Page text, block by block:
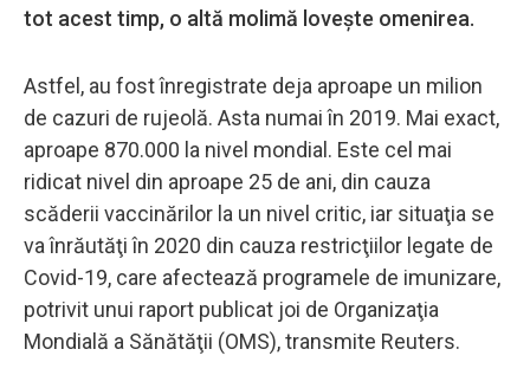
tot acest timp, o altă molimă lovește omenirea.
Astfel, au fost înregistrate deja aproape un milion
de cazuri de rujeolă. Asta numai în 2019. Mai exact,
aproape 870.000 la nivel mondial. Este cel mai
ridicat nivel din aproape 25 de ani, din cauza
scăderii vaccinărilor la un nivel critic, iar situaţia se
va înrăutăţi în 2020 din cauza restricţiilor legate de
Covid-19, care afectează programele de imunizare,
potrivit unui raport publicat joi de Organizaţia
Mondială a Sănătăţii (OMS), transmite Reuters.